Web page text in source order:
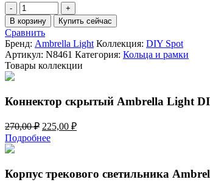
Количество
товара
Насадка
передняя
для
корпуса
светильника
DIY
N8461
В корзину Купить сейчас
Сравнить
Бренд: Ambrella Light Коллекция: DIY Spot
Артикул: N8461 Категория: Кольца и рамки
Товары коллекции
Коннектор скрытый Ambrella Light
270,00₽ Первоначальная
цена
составляла
225,00 ₽Текущая
Подробнее
Корпус трекового светильника